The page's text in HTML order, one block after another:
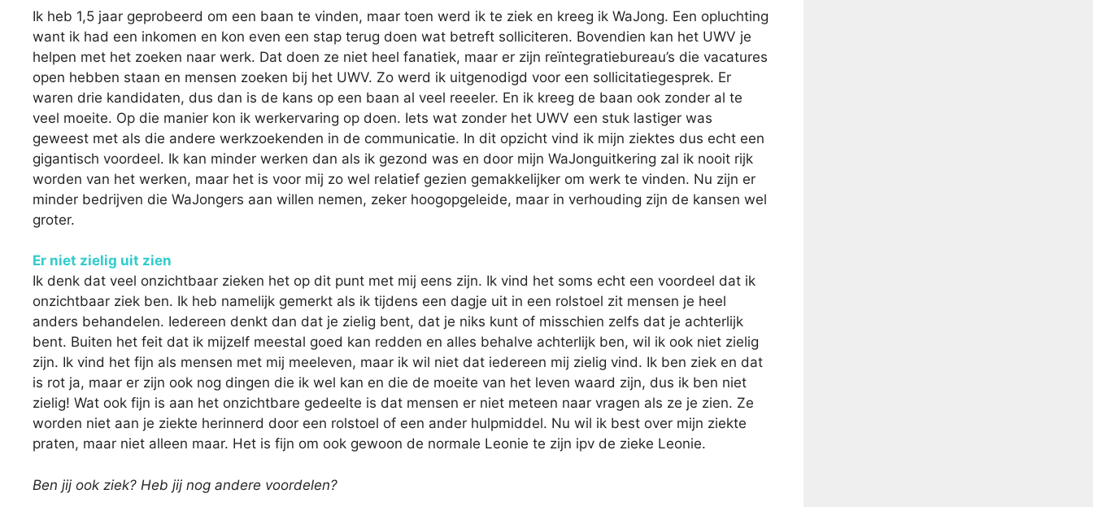
Ik heb 1,5 jaar geprobeerd om een baan te vinden, maar toen werd ik te ziek en kreeg ik WaJong. Een opluchting
want ik had een inkomen en kon even een stap terug doen wat betreft solliciteren. Bovendien kan het UWV je
helpen met het zoeken naar werk. Dat doen ze niet heel fanatiek, maar er zijn reïntegratiebureau’s die vacatures
open hebben staan en mensen zoeken bij het UWV. Zo werd ik uitgenodigd voor een sollicitatiegesprek. Er
waren drie kandidaten, dus dan is de kans op een baan al veel reeeler. En ik kreeg de baan ook zonder al te
veel moeite. Op die manier kon ik werkervaring op doen. Iets wat zonder het UWV een stuk lastiger was
geweest met als die andere werkzoekenden in de communicatie. In dit opzicht vind ik mijn ziektes dus echt een
gigantisch voordeel. Ik kan minder werken dan als ik gezond was en door mijn WaJonguitkering zal ik nooit rijk
worden van het werken, maar het is voor mij zo wel relatief gezien gemakkelijker om werk te vinden. Nu zijn er
minder bedrijven die WaJongers aan willen nemen, zeker hoogopgeleide, maar in verhouding zijn de kansen wel
groter.
Er niet zielig uit zien
Ik denk dat veel onzichtbaar zieken het op dit punt met mij eens zijn. Ik vind het soms echt een voordeel dat ik
onzichtbaar ziek ben. Ik heb namelijk gemerkt als ik tijdens een dagje uit in een rolstoel zit mensen je heel
anders behandelen. Iedereen denkt dan dat je zielig bent, dat je niks kunt of misschien zelfs dat je achterlijk
bent. Buiten het feit dat ik mijzelf meestal goed kan redden en alles behalve achterlijk ben, wil ik ook niet zielig
zijn. Ik vind het fijn als mensen met mij meeleven, maar ik wil niet dat iedereen mij zielig vind. Ik ben ziek en dat
is rot ja, maar er zijn ook nog dingen die ik wel kan en die de moeite van het leven waard zijn, dus ik ben niet
zielig! Wat ook fijn is aan het onzichtbare gedeelte is dat mensen er niet meteen naar vragen als ze je zien. Ze
worden niet aan je ziekte herinnerd door een rolstoel of een ander hulpmiddel. Nu wil ik best over mijn ziekte
praten, maar niet alleen maar. Het is fijn om ook gewoon de normale Leonie te zijn ipv de zieke Leonie.
Ben jij ook ziek? Heb jij nog andere voordelen?